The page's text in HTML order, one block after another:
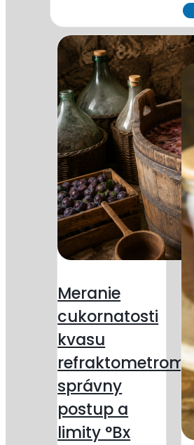
Meranie
cukornatosti
kvasu
refraktometrom:
správny
postup a
limity °Bx